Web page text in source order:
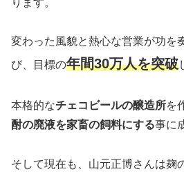
変わった風貌と熱心な営業が功を
び、目標の年間30万人を突破
本格的なチェコビールの醸造所を
酎の廃液を家畜の飼料にする事に
そして現在も、山元正博さんは麹